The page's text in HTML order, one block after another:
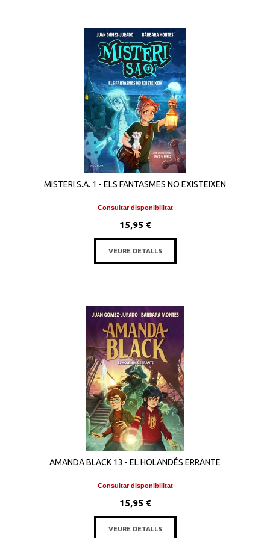
MISTERI S.A. 1 - ELS FANTASMES NO EXISTEIXEN
Consultar disponibilitat
15,95 €
VEURE DETALLS
AMANDA BLACK 13 - EL HOLANDÉS ERRANTE
Consultar disponibilitat
15,95 €
VEURE DETALLS